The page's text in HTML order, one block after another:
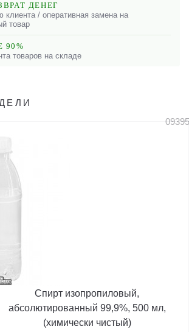
ДЕНЕГ
клиента / оперативная замена на
товар
90%
товаров на складе
Спирт изопропиловый,
абсолютированный 99,9%, 500 мл,
(химически чистый)